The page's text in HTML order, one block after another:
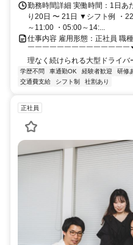
勤務時間詳細 実働時間：1日あ
り20日 〜 21日 ▼シフト例 ・
～11:00 ・05:00～14:...
仕事内容 雇用形態：正社員 職
￣￣￣￣￣￣￣￣￣￣￣￣￣
理なく続けられる大型ドライ
学歴不問 車通勤OK 経験者歓迎 研修
交通費支給
シフト制 社割あり
正社員